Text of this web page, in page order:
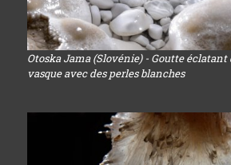
Otoska Jama (Slovénie) - Goutte
vasque avec des perles blanches